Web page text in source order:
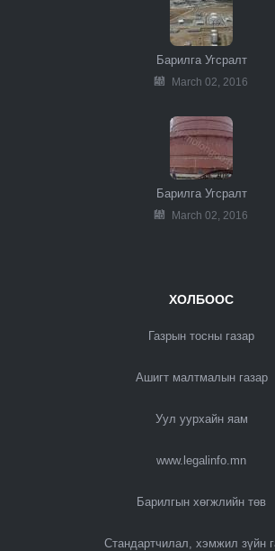
Барилга Угсралт
March 02, 2016
Барилга Угсралт
March 02, 2016
ХОЛБООС
Газрын тосны газар
Ашигт малтмалын газар
Уул уурхайн яам
www.legalinfo.mn
Барилгын хөгжлийн төв
Стандартчилал, хэмжил зүйн